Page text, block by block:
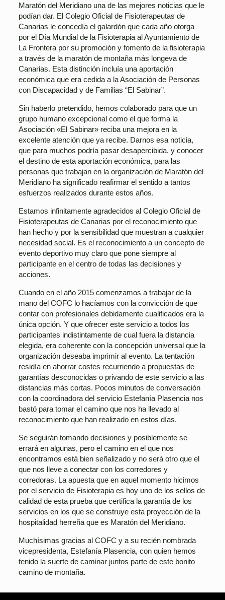
Maratón del Meridiano una de las mejores noticias que le
podían dar. El Colegio Oficial de Fisioterapeutas de
Canarias le concedía el galardón que cada año otorga
por el Día Mundial de la Fisioterapia al Ayuntamiento de
La Frontera por su promoción y fomento de la fisioterapia
a través de la maratón de montaña más longeva de
Canarias. Esta distinción incluía una aportación
económica que era cedida a la Asociación de Personas
con Discapacidad y de Familias “El Sabinar”.
Sin haberlo pretendido, hemos colaborado para que un
grupo humano excepcional como el que forma la
Asociación «El Sabinar» reciba una mejora en la
excelente atención que ya recibe. Darnos esa noticia,
que para muchos podría pasar desapercibida, y conocer
el destino de esta aportación económica, para las
personas que trabajan en la organización de Maratón del
Meridiano ha significado reafirmar el sentido a tantos
esfuerzos realizados durante estos años.
Estamos infinitamente agradecidos al Colegio Oficial de
Fisioterapeutas de Canarias por el reconocimiento que
han hecho y por la sensibilidad que muestran a cualquier
necesidad social. Es el reconocimiento a un concepto de
evento deportivo muy claro que pone siempre al
participante en el centro de todas las decisiones y
acciones.
Cuando en el año 2015 comenzamos a trabajar de la
mano del COFC lo hacíamos con la convicción de que
contar con profesionales debidamente cualificados era la
única opción. Y que ofrecer este servicio a todos los
participantes indistintamente de cual fuera la distancia
elegida, era coherente con la concepción universal que la
organización deseaba imprimir al evento. La tentación
residía en ahorrar costes recurriendo a propuestas de
garantías desconocidas o privando de este servicio a las
distancias más cortas. Pocos minutos de conversación
con la coordinadora del servicio Estefanía Plasencia nos
bastó para tomar el camino que nos ha llevado al
reconocimiento que han realizado en estos días.
Se seguirán tomando decisiones y posiblemente se
errará en algunas, pero el camino en el que nos
encontramos está bien señalizado y no será otro que el
que nos lleve a conectar con los corredores y
corredoras. La apuesta que en aquel momento hicimos
por el servicio de Fisioterapia es hoy uno de los sellos de
calidad de esta prueba que certifica la garantía de los
servicios en los que se construye esta proyección de la
hospitalidad herreña que es Maratón del Meridiano.
Muchísimas gracias al COFC y a su recién nombrada
vicepresidenta, Estefanía Plasencia, con quien hemos
tenido la suerte de caminar juntos parte de este bonito
camino de montaña.